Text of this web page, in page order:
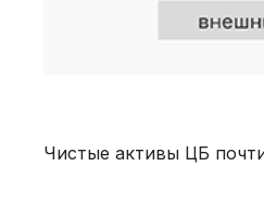
Чистые активы ЦБ